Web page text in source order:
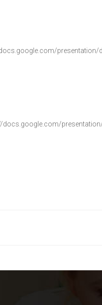
presentation/
docs.google.com/